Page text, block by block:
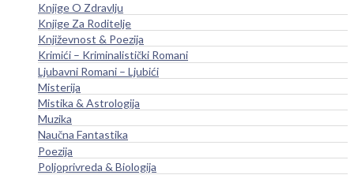
Knjige O Zdravlju
Knjige Za Roditelje
Književnost & Poezija
Krimići – Kriminalistički Romani
Ljubavni Romani – Ljubići
Misterija
Mistika & Astrologija
Muzika
Naučna Fantastika
Poezija
Poljoprivreda & Biologija